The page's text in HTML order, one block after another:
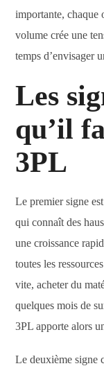
importante, chaque
volume crée une
temps d’envisager
Les
qu’il
3PL
Le premier signe
qui connaît des
une croissance
toutes les
vite, acheter du
quelques mois de
3PL apporte alors
Le deuxième signe